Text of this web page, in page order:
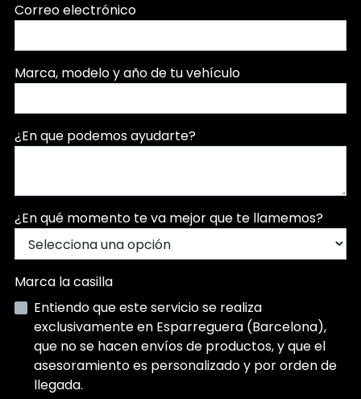
Correo electrónico
Marca, modelo y año de tu vehículo
¿En que podemos ayudarte?
¿En qué momento te va mejor que te llamemos?
Marca la casilla
Entiendo que este servicio se realiza
exclusivamente en Esparreguera (Barcelona),
que no se hacen envíos de productos, y que el
asesoramiento es personalizado y por orden de
llegada.